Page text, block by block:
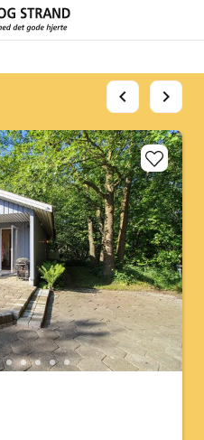
chevron_left chevron_right